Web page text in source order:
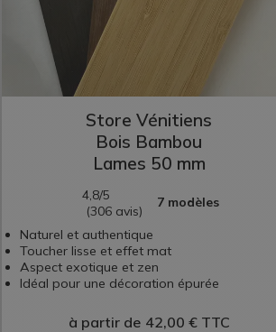
Store Vénitiens
Bois Bambou
Lames 50 mm
4,8/5
(306 avis)
7 modèles
Naturel et authentique
Toucher lisse et effet mat
Aspect exotique et zen
Idéal pour une décoration épurée
à partir de 42,00 € TTC